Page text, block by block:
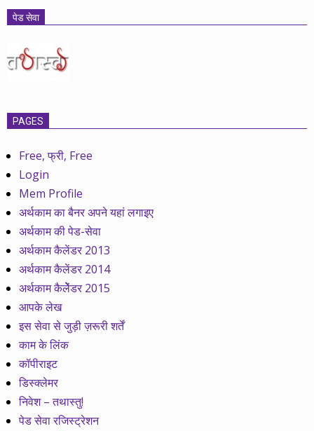
पेड सेवा
PAGES
Free, फ्री, Free
Login
Mem Profile
अर्थकाम का बैनर अपने यहां लगाइए
अर्थकाम की पेड-सेवा
अर्थकाम कैलेंडर 2013
अर्थकाम कैलेंडर 2014
अर्थकाम कैलेेंडर 2015
आपके लेख
इस सेवा से जुड़ी ज़रूरी शर्तें
काम के लिंक
कॉपीराइट
डिस्क्लेमर
निवेश – तथास्तु!
पेड सेवा रजिस्ट्रेशन